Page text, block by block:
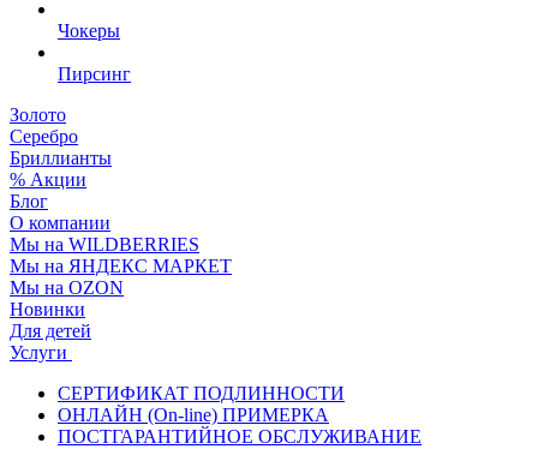
Чокеры
Пирсинг
Золото
Серебро
Бриллианты
% Акции
Блог
О компании
Мы на WILDBERRIES
Мы на ЯНДЕКС МАРКЕТ
Мы на OZON
Новинки
Для детей
Услуги
СЕРТИФИКАТ ПОДЛИННОСТИ
ОНЛАЙН (On-line) ПРИМЕРКА
ПОСТГАРАНТИЙНОЕ ОБСЛУЖИВАНИЕ